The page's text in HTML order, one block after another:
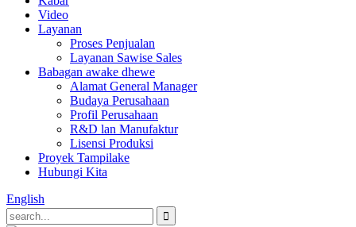
Video
Layanan
Proses Penjualan
Layanan Sawise Sales
Babagan awake dhewe
Alamat General Manager
Budaya Perusahaan
Profil Perusahaan
R&D lan Manufaktur
Lisensi Produksi
Proyek Tampilake
Hubungi Kita
English